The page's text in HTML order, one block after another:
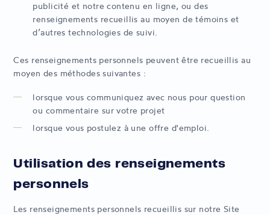
publicité et notre contenu en ligne, ou des
renseignements recueillis au moyen de témoins et
d’autres technologies de suivi.
Ces renseignements personnels peuvent être recueillis au
moyen des méthodes suivantes :
lorsque vous communiquez avec nous pour question
ou commentaire sur votre projet
lorsque vous postulez à une offre d'emploi.
Utilisation des renseignements
personnels
Les renseignements personnels recueillis sur notre Site